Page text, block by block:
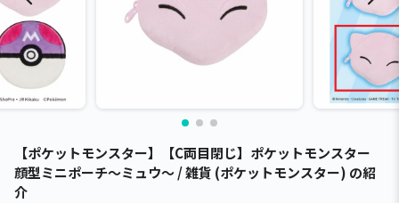
【ポケットモンスター】【C両目閉じ】ポケットモンスター
顔型ミニポーチ～ミュウ～ / 雑貨 (ポケットモンスター) の紹
介